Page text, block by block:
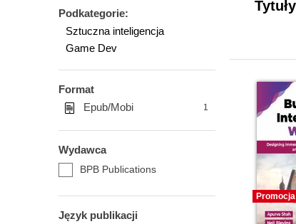
Podkategorie:
Sztuczna inteligencja
Game Dev
Format
Epub/Mobi
1
Wydawca
BPB Publications
Język publikacji
Promocja